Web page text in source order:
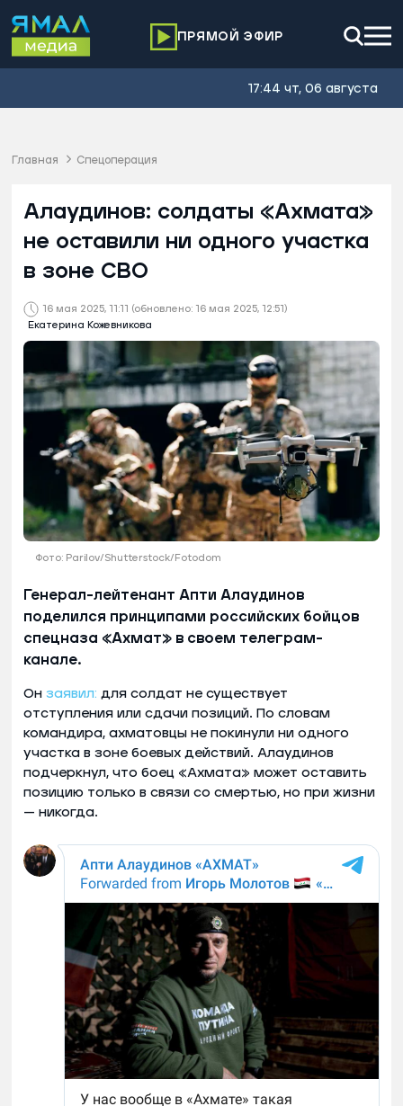
ПРЯМОЙ ЭФИР
17:44 чт, 06 августа
Главная Спецоперация
16 мая 2025, 11:11 (обновлено: 16 мая 2025, 12:51)
Екатерина Кожевникова
Алаудинов: солдаты «Ахмата»
не оставили ни одного участка
в зоне СВО
Фото: Parilov/Shutterstock/Fotodom
Генерал-лейтенант Апти Алаудинов
поделился принципами российских бойцов
спецназа «Ахмат» в своем телеграм-
канале.
Он заявил: для солдат не существует
отступления или сдачи позиций. По словам
командира, ахматовцы не покинули ни одного
участка в зоне боевых действий. Алаудинов
подчеркнул, что боец «Ахмата» может оставить
позицию только в связи со смертью, но при жизни
— никогда.